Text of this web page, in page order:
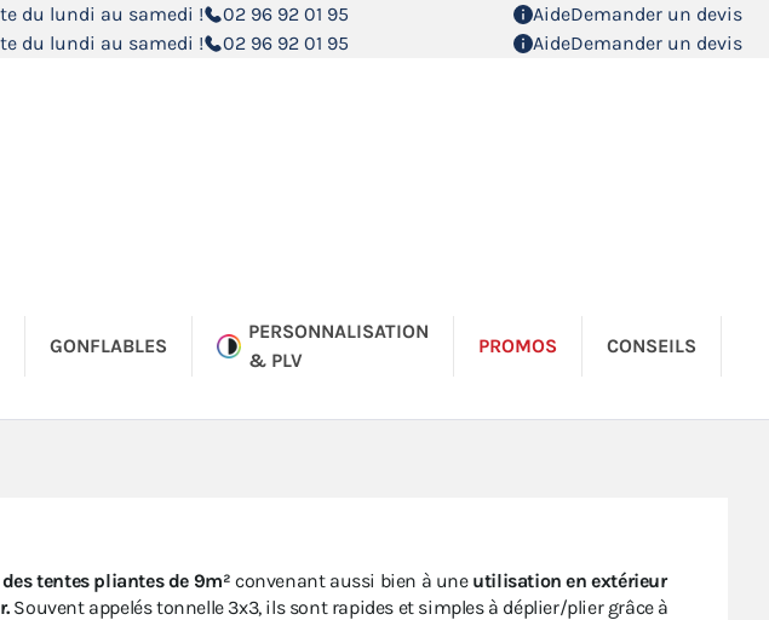
du lundi au samedi ! 02 96 92 01 95 AideDemander un devis
du lundi au samedi !
02 96 92 01 95 AideDemander un devis
GONFLABLES
PERSONNALISATION
& PLV
PROMOS CONSEILS
des tentes pliantes de 9m² convenant aussi bien à une utilisation en extérieur
Souvent appelés tonnelle 3x3, ils sont rapides et simples à déplier/plier grâce à